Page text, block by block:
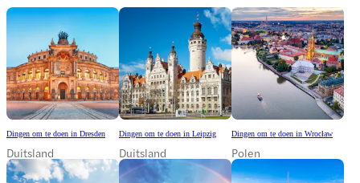
Dingen om te doen in Dresden
Duitsland
Dingen om te doen in Leipzig
Duitsland
Dingen om te doen in Wrocław
Polen